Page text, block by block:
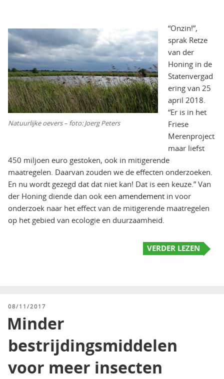
Natuurlijke oevers – foto: Joerg Peters
“Onzin!”,
sprak Retze
van der
Honing in de
Statenvergad
ering van 25
april 2018.
“Er is in het
Friese
Merenproject
maar liefst
450 miljoen euro gestoken, ook in mitigerende
maatregelen. Daarvan zouden we de effecten onderzoeken.
En nu wordt gezegd dat dat niet kan! Dat is een keuze.” Van
der Honing diende dan ook een amendement in voor
onderzoek naar het effect van de mitigerende maatregelen
op het gebied van ecologie en duurzaamheid.
VERDER LEZEN
GEPLAATST
08/11/2017
Minder
bestrijdingsmiddelen
voor meer insecten